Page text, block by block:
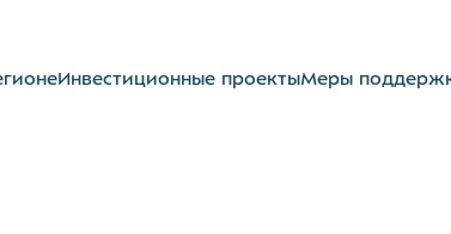
Инвестиционные проектыМеры